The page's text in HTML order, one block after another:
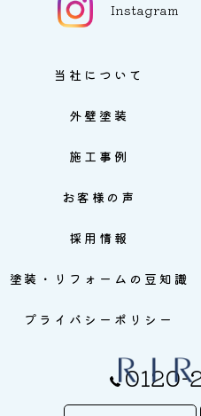
0120-
Instagram
当社について
外壁塗装
施工事例
お客様の声
採用情報
塗装・リフォームの豆知識
プライバシーポリシー